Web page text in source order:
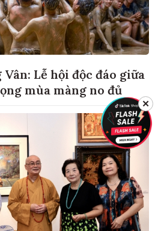
Lễ hội độc đáo giữa
mùa màng no đủ
✕